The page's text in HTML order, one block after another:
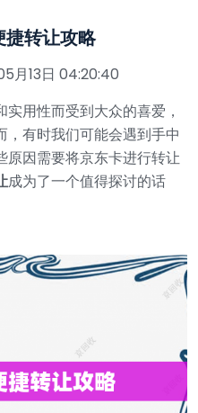
转让攻略
月13日 04:20:40
用性而受到大众的喜爱，
有时我们可能会遇到手中
原因需要将京东卡进行转让
成为了一个值得探讨的话